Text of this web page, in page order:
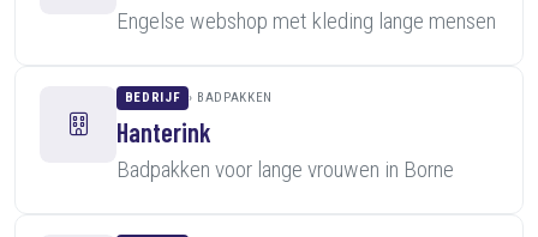
Engelse webshop met kleding lange mensen
BEDRIJF BADPAKKEN
Hanterink
Badpakken voor lange vrouwen in Borne